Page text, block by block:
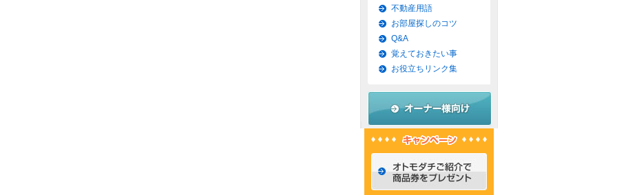
☆京都市上京区賃貸お得
な1ＬＤＫマンション☆
2015/06/07
☆京都市左京区賃貸お得
な1Ｋマンション☆
2015/06/02
☆京都市左京区賃貸お得
2015/05/31
な1ＬＤＫマンション☆
不動産用語
お部屋探しのコツ
Q&A
覚えておきたい事
お役立ちリンク集